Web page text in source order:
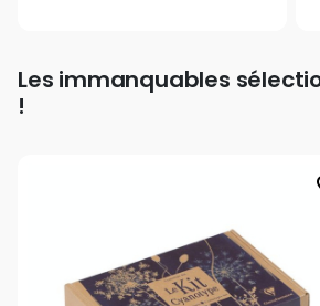
Les immanquables
!